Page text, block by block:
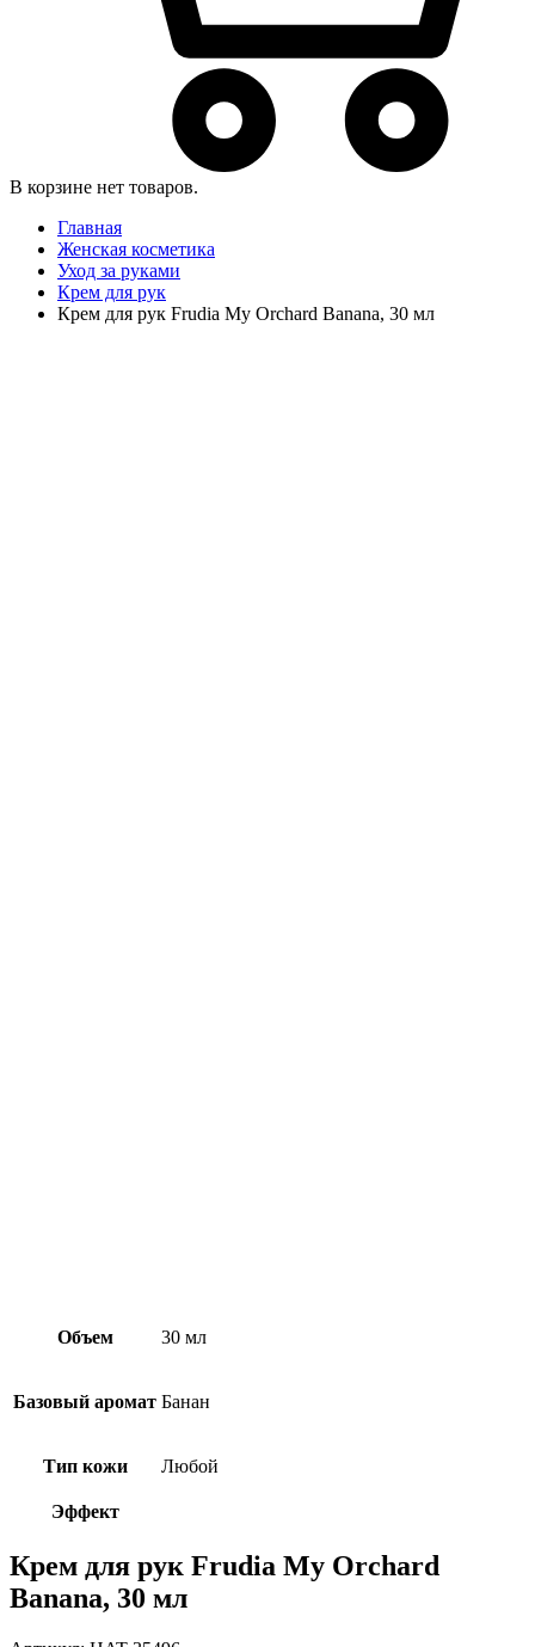
В корзине нет товаров.
Главная
Женская косметика
Уход за руками
Крем для рук
Крем для рук Frudia My Orchard Banana, 30 мл
Объем 30 мл
Базовый аромат Банан
Тип кожи Любой
Эффект
Крем для рук Frudia My Orchard
Banana, 30 мл